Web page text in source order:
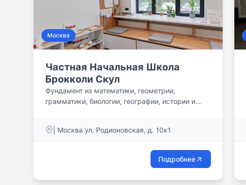
образовательной деятельности является
формирование устойчивых личностных качеств,
позволяющих успешно адаптироваться в жизни.
Москва
Частная Начальная Школа
Брокколи Скул
Фундамент из математики, геометрии,
грамматики, биологии, географии, истории и
успешно наши дети будут обучаться в средней и
областях современной науки. Обучаем
контекстному чтению с пониманием смысла,
| Москва ул. Родионовская, д. 10к1
Подробнее